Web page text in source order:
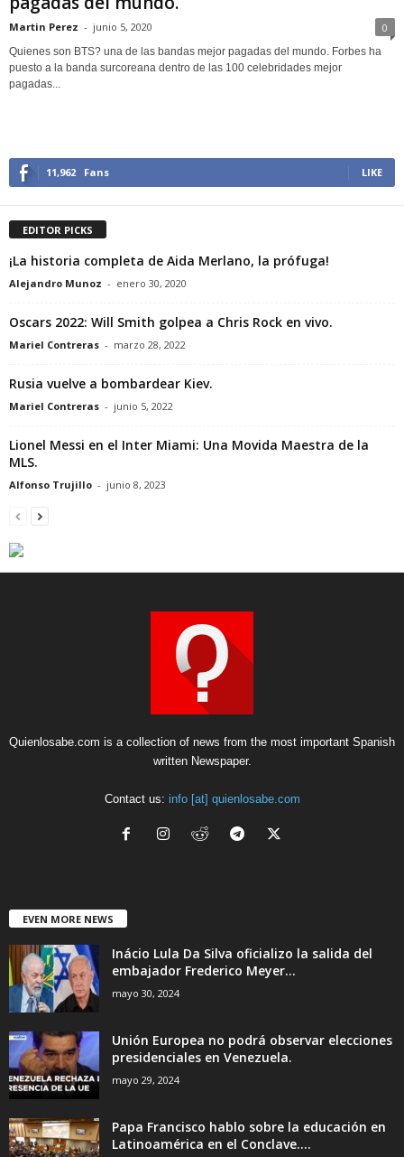
Martin Perez - junio 5, 2020 0
Quienes son BTS? una de las bandas mejor pagadas del mundo. Forbes ha
puesto a la banda surcoreana dentro de las 100 celebridades mejor
pagadas...
11,962 Fans LIKE
EDITOR PICKS
¡La historia completa de Aida Merlano, la prófuga!
Alejandro Munoz - enero 30, 2020
Oscars 2022: Will Smith golpea a Chris Rock en vivo.
Mariel Contreras - marzo 28, 2022
Rusia vuelve a bombardear Kiev.
Mariel Contreras - junio 5, 2022
Lionel Messi en el Inter Miami: Una Movida Maestra de la
MLS.
Alfonso Trujillo - junio 8, 2023
Quienlosabe.com is a collection of news from the most important Spanish
written Newspaper.
Contact us: info [at] quienlosabe.com
EVEN MORE NEWS
Inácio Lula Da Silva oficializo la salida del
embajador Frederico Meyer...
mayo 30, 2024
Unión Europea no podrá observar elecciones
presidenciales en Venezuela.
mayo 29, 2024
Papa Francisco hablo sobre la educación en
Latinoamérica en el Conclave....